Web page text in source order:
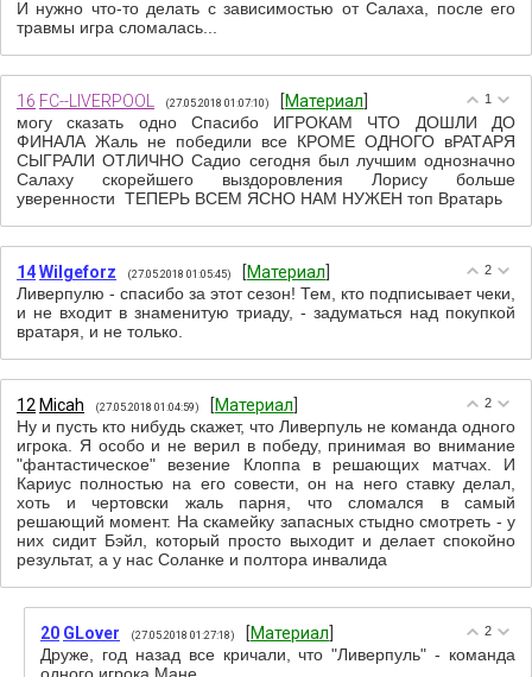
И нужно что-то делать с зависимостью от Салаха, после его
травмы игра сломалась...
1
16 FC--LIVERPOOL (27.05.2018 01:07:10) [Материал
могу сказать одно Спасибо ИГРОКАМ ЧТО ДОШЛИ ДО
ФИНАЛА Жаль не победили все КРОМЕ ОДНОГО вРАТАРЯ
СЫГРАЛИ ОТЛИЧНО Садио сегодня был лучшим однозначно
Салаху скорейшего выздоровления Лорису больше
уверенности ТЕПЕРЬ ВСЕМ ЯСНО НАМ НУЖЕН топ Вратарь
2
14Wilgeforz (27.05.2018 01:05:45) [Материал
Ливерпулю - спасибо за этот сезон! Тем, кто подписывает чеки,
и не входит в знаменитую триаду, - задуматься над покупкой
вратаря, и не только.
2
12 Micah (27.05.2018 01:04:59) [Материал
Ну и пусть кто нибудь скажет, что Ливерпуль не команда одного
игрока. Я особо и не верил в победу, принимая во внимание
"фантастическое" везение Клоппа в решающих матчах. И
Кариус полностью на его совести, он на него ставку делал,
хоть и чертовски жаль парня, что сломался в самый
решающий момент. На скамейку запасных стыдно смотреть - у
них сидит Бэйл, который просто выходит и делает спокойно
результат, а у нас Соланке и полтора инвалида
2
20 GLover (27.05.2018 01:27:18) [Материал
Друже, год назад все кричали, что "Ливерпуль" - команда